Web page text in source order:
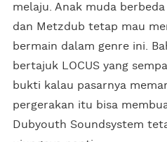
melaju. Anak muda
dan Metzdub tetap mau
bermain dalam genre ini.
bertajuk LOCUS yang
bukti kalau pasarnya
pergerakan itu bisa
Dubyouth Soundsystem